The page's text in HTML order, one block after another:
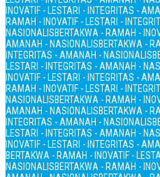
INOVATIF - LESTARI - INTEGRITAS -
RAMAH - INOVATIF - LESTARI -
NASIONALISBERTAKWA - RAMAH -
AMANAH - NASIONALISBERTAKWA -
INTEGRITAS - AMANAH - NASIONALIS
LESTARI - INTEGRITAS - AMANAH -
INOVATIF - LESTARI - INTEGRITAS -
RAMAH - INOVATIF - LESTARI -
NASIONALISBERTAKWA - RAMAH -
AMANAH - NASIONALISBERTAKWA -
INTEGRITAS - AMANAH - NASIONALIS
LESTARI - INTEGRITAS - AMANAH -
INOVATIF - LESTARI - INTEGRITAS -
BERTAKWA - RAMAH - INOVATIF -
NASIONALISBERTAKWA - RAMAH -